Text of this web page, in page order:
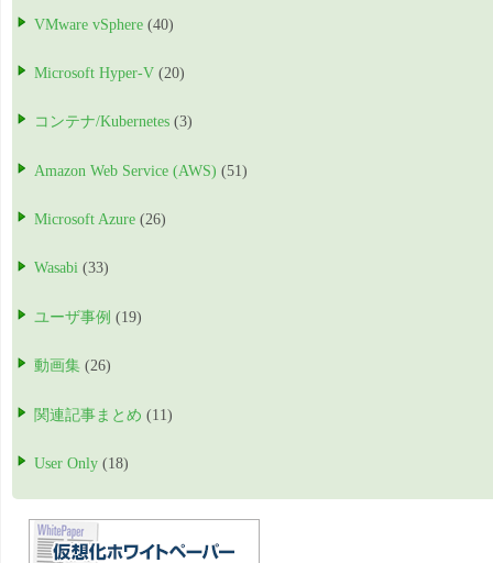
VMware vSphere (40)
Microsoft Hyper-V (20)
コンテナ/Kubernetes (3)
Amazon Web Service (AWS) (51)
Microsoft Azure (26)
Wasabi (33)
ユーザ事例 (19)
動画集 (26)
関連記事まとめ (11)
User Only (18)